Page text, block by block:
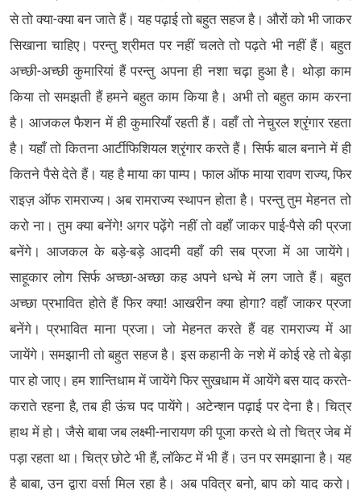
से तो क्या-क्या बन जाते हैं। यह पढ़ाई तो बहुत सहज है। औरों को भी जाकर
सिखाना चाहिए। परन्तु श्रीमत पर नहीं चलते तो पढ़ते भी नहीं हैं। बहुत
अच्छी-अच्छी कुमारियां हैं परन्तु अपना ही नशा चढ़ा हुआ है। थोड़ा काम
किया तो समझती हैं हमने बहुत काम किया है। अभी तो बहुत काम करना
है। आजकल फैशन में ही कुमारियाँ रहती हैं। वहाँ तो नेचुरल श्रृंगार रहता
है। यहाँ तो कितना आर्टीफिशियल श्रृंगार करते हैं। सिर्फ बाल बनाने में ही
कितने पैसे देते हैं। यह है माया का पाम्प। फाल ऑफ माया रावण राज्य, फिर
राइज़ ऑफ रामराज्य। अब रामराज्य स्थापन होता है। परन्तु तुम मेहनत तो
करो ना। तुम क्या बनेंगे! अगर पढ़ेंगे नहीं तो वहाँ जाकर पाई-पैसे की प्रजा
बनेंगे। आजकल के बड़े-बड़े आदमी वहाँ की सब प्रजा में आ जायेंगे।
साहूकार लोग सिर्फ अच्छा-अच्छा कह अपने धन्धे में लग जाते हैं। बहुत
अच्छा प्रभावित होते हैं फिर क्या! आखरीन क्या होगा? वहाँ जाकर प्रजा
बनेंगे। प्रभावित माना प्रजा। जो मेहनत करते हैं वह रामराज्य में आ
जायेंगे। समझानी तो बहुत सहज है। इस कहानी के नशे में कोई रहे तो बेड़ा
पार हो जाए। हम शान्तिधाम में जायेंगे फिर सुखधाम में आयेंगे बस याद करते-
कराते रहना है, तब ही ऊंच पद पायेंगे। अटेन्शन पढ़ाई पर देना है। चित्र
हाथ में हो। जैसे बाबा जब लक्ष्मी-नारायण की पूजा करते थे तो चित्र जेब में
पड़ा रहता था। चित्र छोटे भी हैं, लॉकेट में भी हैं। उन पर समझाना है। यह
है बाबा, उन द्वारा वर्सा मिल रहा है। अब पवित्र बनो, बाप को याद करो।